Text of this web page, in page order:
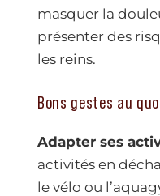
masquer la
présenter des
les reins.
Bons gestes au
Adapter ses
activités en
le vélo ou